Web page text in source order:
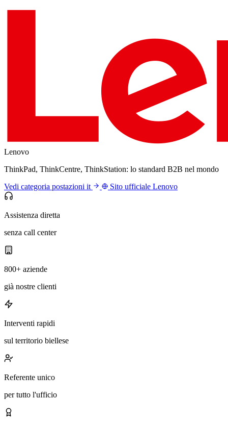
Lenovo
ThinkPad, ThinkCentre, ThinkStation: lo standard B2B nel mondo
Vedi categoria postazioni it
Sito ufficiale Lenovo
Assistenza diretta
senza call center
800+ aziende
già nostre clienti
Interventi rapidi
sul territorio biellese
Referente unico
per tutto l'ufficio